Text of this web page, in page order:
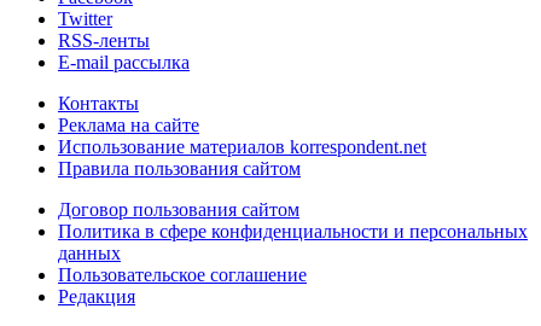
Twitter
RSS-ленты
E-mail рассылка
Контакты
Реклама на сайте
Использование материалов korrespondent.net
Правила пользования сайтом
Договор пользования сайтом
Политика в сфере конфиденциальности и персональных
данных
Пользовательское соглашение
Редакция